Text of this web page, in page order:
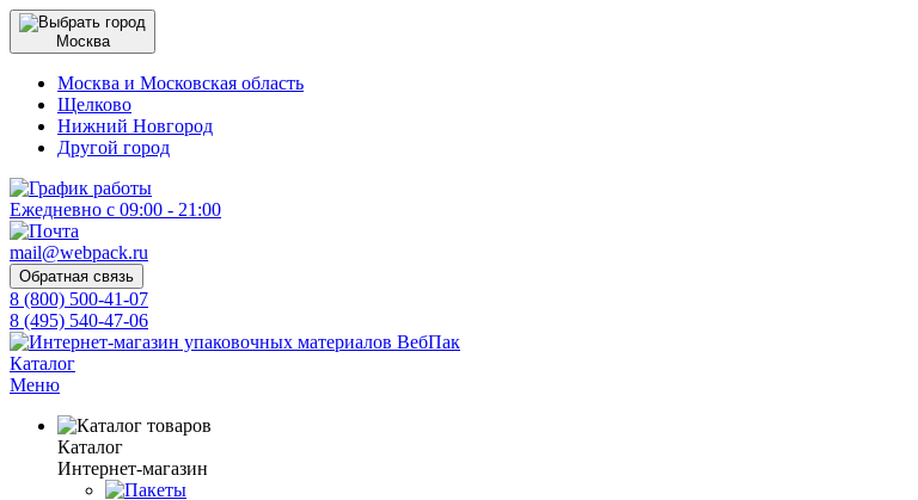
Москва
Москва и Московская область
Щелково
Нижний Новгород
Другой город
Ежедневно с 09:00 - 21:00
mail@webpack.ru
Обратная связь
8 (800) 500-41-07
8 (495) 540-47-06
Каталог
Меню
Каталог
Интернет-магазин